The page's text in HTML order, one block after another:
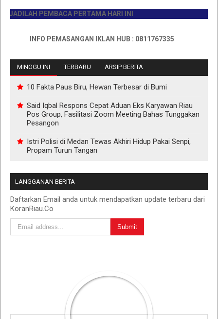
PEMBACA PERTAMA HARI INI
INFO PEMASANGAN IKLAN HUB : 0811767335
MINGGU INI TERBARU ARSIP BERITA
10 Fakta Paus Biru, Hewan Terbesar di Bumi
Said Iqbal Respons Cepat Aduan Eks Karyawan Riau
Pos Group, Fasilitasi Zoom Meeting Bahas Tunggakan
Pesangon
Istri Polisi di Medan Tewas Akhiri Hidup Pakai Senpi,
Propam Turun Tangan
LANGGANAN BERITA
Daftarkan Email anda untuk mendapatkan update terbaru dari
KoranRiau.Co